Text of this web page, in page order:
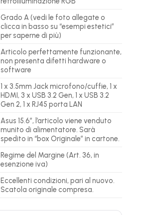
Grado A (vedi le foto allegate o
clicca in basso su “esempi estetici”
per saperne di più)
Articolo perfettamente funzionante,
non presenta difetti hardware o
software
1 x 3.5mm Jack microfono/cuffie, 1 x
HDMI, 3 x USB 3.2 Gen, 1 x USB 3.2
Gen 2, 1 x RJ45 porta LAN
Asus 15.6″, l’articolo viene venduto
munito di alimentatore. Sarà
spedito in “box Originale” in cartone.
Regime del Margine (Art. 36, in
esenzione iva)
Eccellenti condizioni, pari al nuovo.
Scatola originale compresa.